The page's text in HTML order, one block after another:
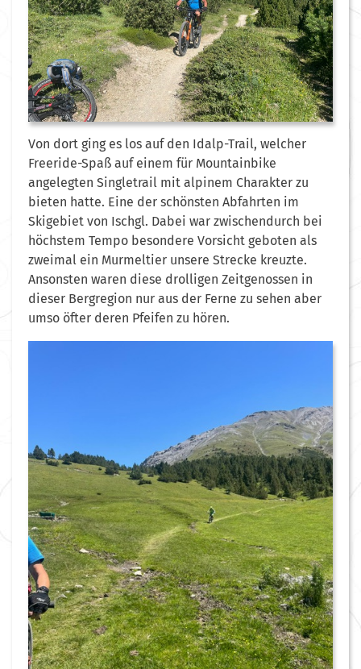
Von dort ging es los auf den Idalp-Trail, welcher
Freeride-Spaß auf einem für Mountainbike
angelegten Singletrail mit alpinem Charakter zu
bieten hatte. Eine der schönsten Abfahrten im
Skigebiet von Ischgl. Dabei war zwischendurch bei
höchstem Tempo besondere Vorsicht geboten als
zweimal ein Murmeltier unsere Strecke kreuzte.
Ansonsten waren diese drolligen Zeitgenossen in
dieser Bergregion nur aus der Ferne zu sehen aber
umso öfter deren Pfeifen zu hören.